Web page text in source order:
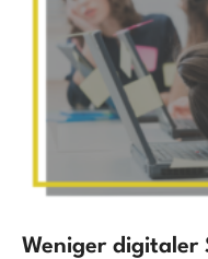
Weniger digitaler